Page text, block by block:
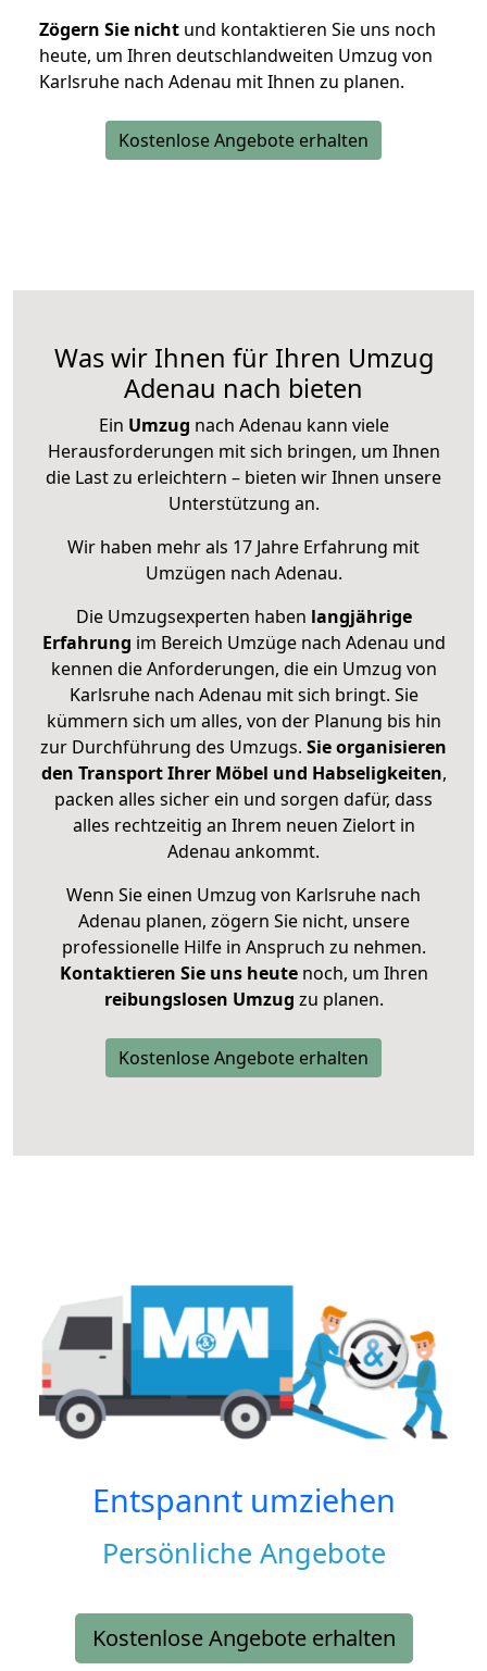
Zögern Sie nicht und kontaktieren Sie uns noch
heute, um Ihren deutschlandweiten Umzug von
Karlsruhe nach Adenau mit Ihnen zu planen.
Kostenlose Angebote erhalten
Was wir Ihnen für Ihren Umzug
Adenau nach bieten
Ein Umzug nach Adenau kann viele
Herausforderungen mit sich bringen, um Ihnen
die Last zu erleichtern – bieten wir Ihnen unsere
Unterstützung an.
Wir haben mehr als 17 Jahre Erfahrung mit
Umzügen nach Adenau.
Die Umzugsexperten haben langjährige
Erfahrung im Bereich Umzüge nach Adenau und
kennen die Anforderungen, die ein Umzug von
Karlsruhe nach Adenau mit sich bringt. Sie
kümmern sich um alles, von der Planung bis hin
zur Durchführung des Umzugs. Sie organisieren
den Transport Ihrer Möbel und Habseligkeiten,
packen alles sicher ein und sorgen dafür, dass
alles rechtzeitig an Ihrem neuen Zielort in
Adenau ankommt.
Wenn Sie einen Umzug von Karlsruhe nach
Adenau planen, zögern Sie nicht, unsere
professionelle Hilfe in Anspruch zu nehmen.
Kontaktieren Sie uns heutenoch, um Ihren
reibungslosen Umzug zu planen.
Kostenlose Angebote erhalten
Entspannt umziehen
Persönliche Angebote
Kostenlose Angebote erhalten